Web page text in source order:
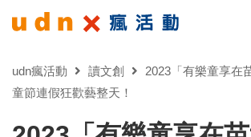
udn瘋活動 讀文創
2023「有樂童享在
童節連假狂歡藝整天！